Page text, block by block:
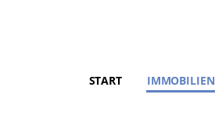
START IMMOBILIEN